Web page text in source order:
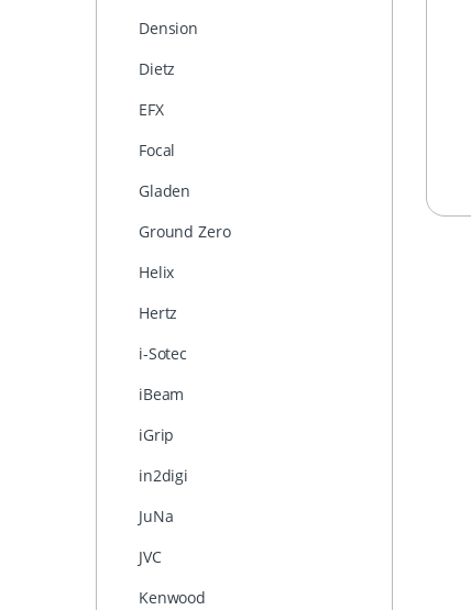
Dension
Dietz
EFX
Focal
Gladen
Ground Zero
Helix
Hertz
i-Sotec
iBeam
iGrip
in2digi
JuNa
JVC
Kenwood